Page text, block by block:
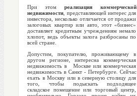
При этом реализация коммерческой
недвижимости , представляющей интерес для
инвестора, несколько отличается от продажи
залоговых квартир или авто, этот «бизнес»
доставляет кредитным учреждениям немало
хлопот, ведь объекты залога разбросаны по
всей стране.
Допустим, покупателю, проживающему в
другом регионе, интересна коммерческая
недвижимость в Москве или коммерческая
недвижимость в Санкт - Петербурге. Сейчас
ехать в Москву или в северную столицу для
того, чтобы подыскать подходящее
складское помещение или торговый центр,